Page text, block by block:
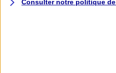
Consulter notre politique de